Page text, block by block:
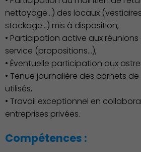
Action Sociale
nettoyage…) des locaux
stockage…) mis à disposition,
• Participation active aux
service (propositions…),
• Éventuelle participation aux
• Tenue journalière des carnets
utilisés,
• Travail exceptionnel en
entreprises privées.
Compétences :